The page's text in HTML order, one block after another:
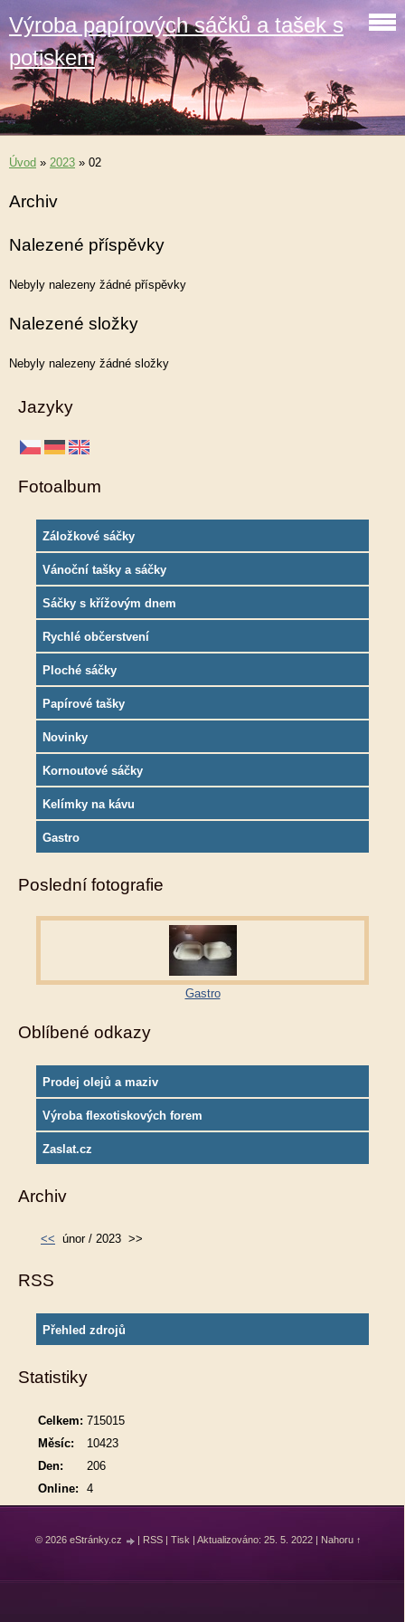
Výroba papírových sáčků a tašek s
potiskem
Úvod » 2023 » 02
Archiv
Nalezené příspěvky
Nebyly nalezeny žádné příspěvky
Nalezené složky
Nebyly nalezeny žádné složky
Jazyky
Fotoalbum
Záložkové sáčky
Vánoční tašky a sáčky
Sáčky s křížovým dnem
Rychlé občerstvení
Ploché sáčky
Papírové tašky
Novinky
Kornoutové sáčky
Kelímky na kávu
Gastro
Poslední fotografie
Gastro
Oblíbené odkazy
Prodej olejů a maziv
Výroba flexotiskových forem
Zaslat.cz
Archiv
<< únor / 2023 >>
RSS
Přehled zdrojů
Statistiky
Online: 4
Celkem: 715015
Měsíc:
10423
Den:
206
© 2026 eStránky.cz | RSS | Tisk | Aktualizováno: 25. 5. 2022 | Nahoru ↑